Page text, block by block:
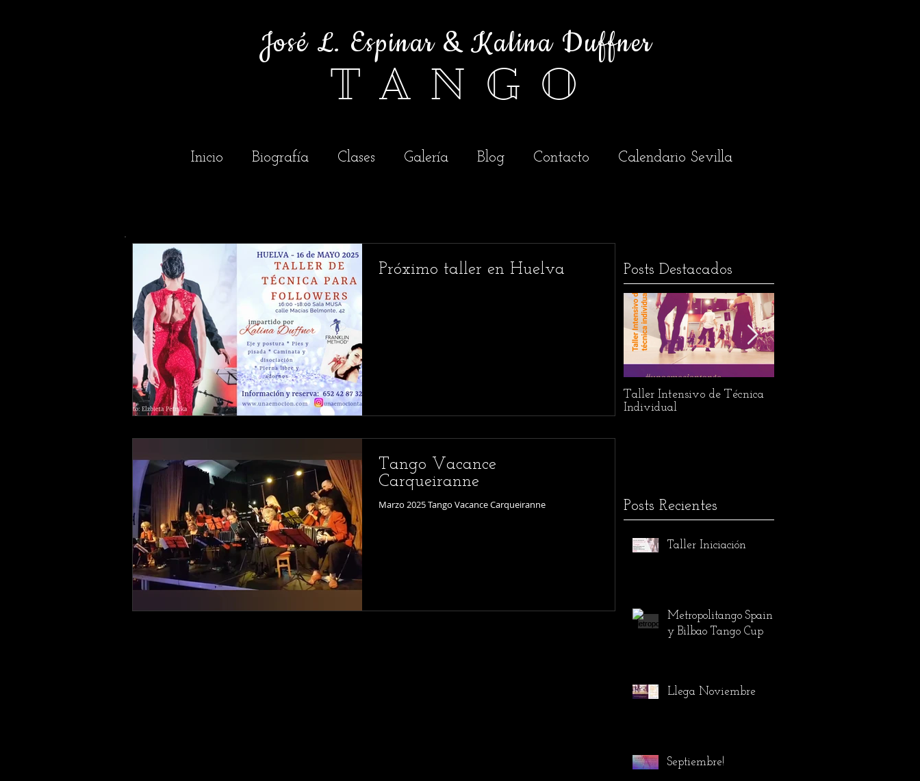
José L. Espinar & Kalina Duffner
T A N G O
Inicio Biografía Clases Galería Blog Contacto Calendario Sevilla
Próximo taller en Huelva
Tango Vacance
Carqueiranne
Marzo 2025 Tango Vacance Carqueiranne
Posts Destacados
Taller Intensivo de Técnica
Individual
Posts Recientes
Taller Iniciación
Metropolitango Spain
y Bilbao Tango Cup
Llega Noviembre
Septiembre!